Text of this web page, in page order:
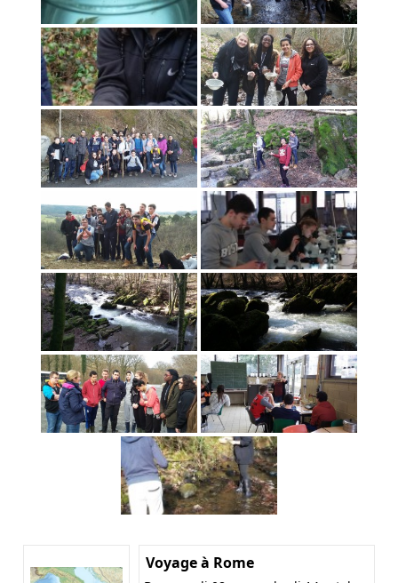
Voyage à Rome